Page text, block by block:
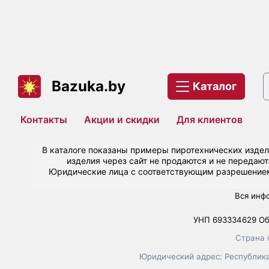
Bazuka.by Каталог
Контакты Акции и скидки Для клиентов
В каталоге показаны примеры пиротехнических
изделия через сайт не продаются и не
Юридические лица с соответствующим
Вся
УНП 693334629
Страна
Юридический адрес: